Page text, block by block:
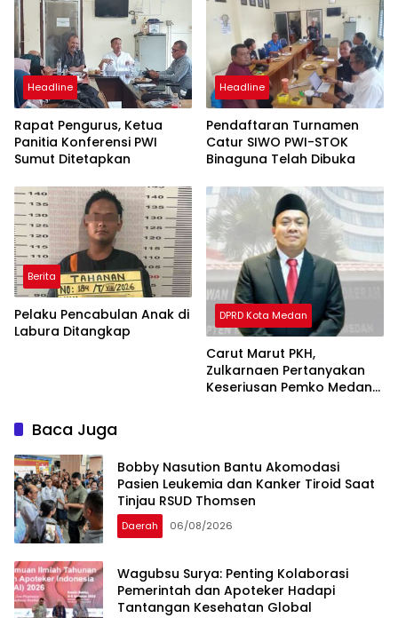
Headline
Rapat Pengurus, Ketua
Panitia Konferensi PWI
Sumut Ditetapkan
Headline
Pendaftaran Turnamen
Catur SIWO PWI-STOK
Binaguna Telah Dibuka
Berita
Pelaku Pencabulan Anak di
Labura Ditangkap
DPRD Kota Medan
Carut Marut PKH,
Zulkarnaen Pertanyakan
Keseriusan Pemko Medan
Baca Juga
Bobby Nasution Bantu Akomodasi
Pasien Leukemia dan Kanker Tiroid Saat
Tinjau RSUD Thomsen
Daerah 06/08/2026
Wagubsu Surya: Penting Kolaborasi
Pemerintah dan Apoteker Hadapi
Tantangan Kesehatan Global